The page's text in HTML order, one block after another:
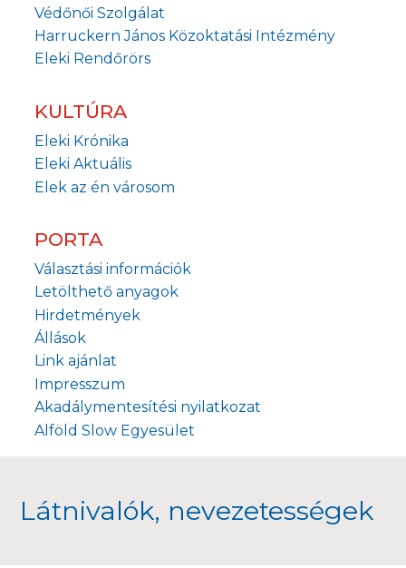
Védőnői Szolgálat
Harruckern János Közoktatási Intézmény
Eleki Rendőrörs
KULTÚRA
Eleki Krónika
Eleki Aktuális
Elek az én városom
PORTA
Választási információk
Letölthető anyagok
Hirdetmények
Állások
Link ajánlat
Impresszum
Akadálymentesítési nyilatkozat
Alföld Slow Egyesület
Látnivalók, nevezetességek